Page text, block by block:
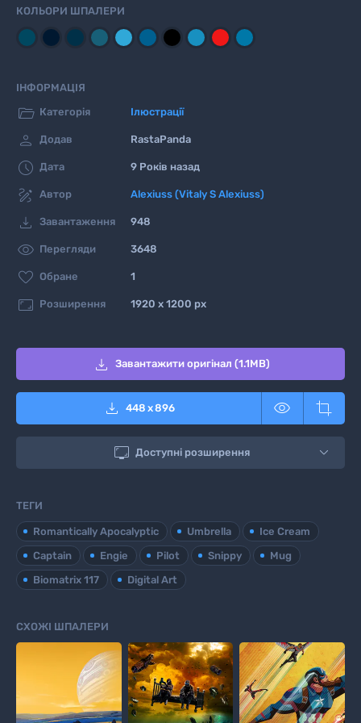
КОЛЬОРИ ШПАЛЕРИ
ІНФОРМАЦІЯ
 Категорія Ілюстрації
 Додав RastaPanda
 Дата 9 Років назад
 Автор Alexiuss (Vitaly S Alexiuss)
 Завантаження 948
 Перегляди 3648
 Обране 1
 Розширення 1920 x 1200 px
 Завантажити оригінал (1.1MB)
 448 x896  
 Доступні розширення
ТЕГИ
Romantically Apocalyptic Umbrella
Ice Cream
Captain
Engie Pilot Snippy
Mug
Biomatrix 117
Digital Art
СХОЖІ ШПАЛЕРИ